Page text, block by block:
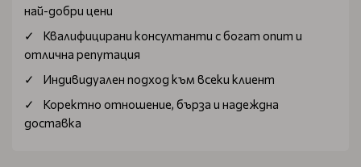
най-добри цени
Квалифицирани консултанти с богат опит и
отлична репутация
Индивидуален подход към всеки клиент
Коректно отношение, бърза и надеждна
доставка